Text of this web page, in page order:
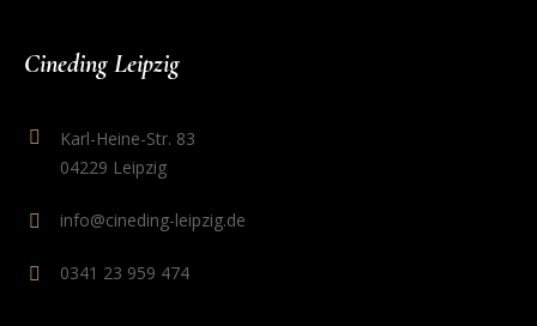
Cineding Leipzig
Karl-Heine-Str. 83
04229 Leipzig
info@cineding-leipzig.de
0341 23 959 474